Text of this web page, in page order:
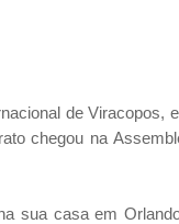
de Viracopos,
chegou na
sua casa em